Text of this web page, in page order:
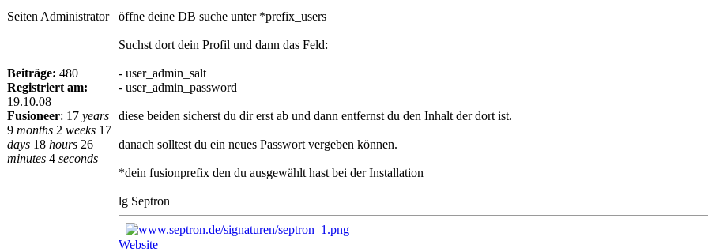
Seiten Administrator
Beiträge: 480
Registriert am:
19.10.08
Fusioneer: 17 years
9 months 2 weeks 17
days 18 hours 26
minutes 4 seconds
öffne deine DB suche unter *prefix_users
Suchst dort dein Profil und dann das Feld:
- user_admin_salt
- user_admin_password
diese beiden sicherst du dir erst ab und dann entfernst du den Inhalt der dort ist.
danach solltest du ein neues Passwort vergeben können.
*dein fusionprefix den du ausgewählt hast bei der Installation
lg Septron
Website